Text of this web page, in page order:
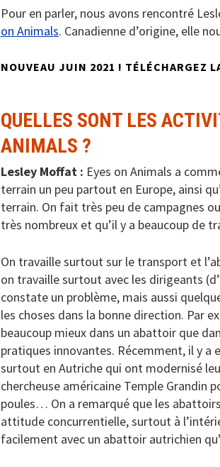
Pour en parler, nous avons rencontré
on Animals. Canadienne d’origine, elle
NOUVEAU JUIN 2021 ! TÉLÉCHARGEZ
QUELLES SONT LES
ANIMALS ?
Lesley Moffat : Eyes on Animals a
terrain un peu partout en Europe, ainsi
terrain. On fait très peu de campagnes
très nombreux et qu’il y a beaucoup de
On travaille surtout sur le transport et
on travaille surtout avec les dirigeants
constate un problème, mais aussi
les choses dans la bonne direction. Par
beaucoup mieux dans un abattoir que
pratiques innovantes. Récemment, il y a
surtout en Autriche qui ont modernisé
chercheuse américaine Temple Grandin
poules… On a remarqué que les
attitude concurrentielle, surtout à
facilement avec un abattoir autrichien